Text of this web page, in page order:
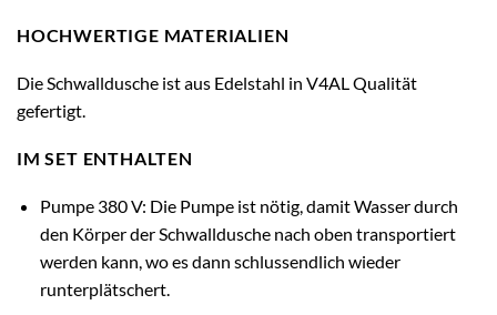
HOCHWERTIGE MATERIALIEN
Die Schwalldusche ist aus Edelstahl in V4AL Qualität
gefertigt.
IM SET ENTHALTEN
Pumpe 380 V: Die Pumpe ist nötig, damit Wasser durch
den Körper der Schwalldusche nach oben transportiert
werden kann, wo es dann schlussendlich wieder
runterplätschert.